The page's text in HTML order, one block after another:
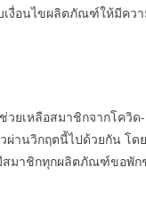
เงื่อนไขผลิตภัณฑ์ให้มีค
วยเหลือสมาชิกจากโควิ
วผ่านวิกฤตนี้ไปด้วยกัน
มาชิกทุกผลิตภัณฑ์ขอพัก